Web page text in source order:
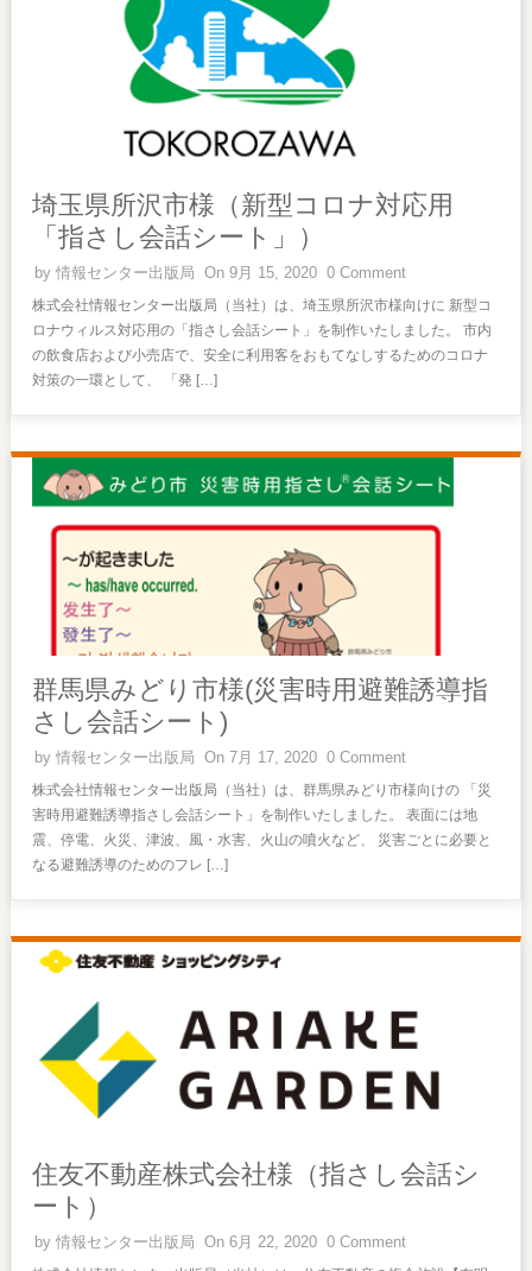
埼玉県所沢市様（新型コロナ対応用
「指さし会話シート」）
by情報センター出版局 On 9月 15, 2020 0 Comment
株式会社情報センター出版局（当社）は、埼玉県所沢市様向けに 新型コ
ロナウィルス対応用の「指さし会話シート」を制作いたしました。 市内
の飲食店および小売店で、安全に利用客をおもてなしするためのコロナ
対策の一環として、 「発 […]
群馬県みどり市様(災害時用避難誘導指
さし会話シート)
by情報センター出版局 On 7月 17, 2020 0 Comment
株式会社情報センター出版局（当社）は、群馬県みどり市様向けの 「災
害時用避難誘導指さし会話シート」を制作いたしました。 表面には地
震、停電、火災、津波、風・水害、火山の噴火など、 災害ごとに必要と
なる避難誘導のためのフレ […]
住友不動産株式会社様（指さし会話シ
ート）
by情報センター出版局 On 6月 22, 2020 0 Comment